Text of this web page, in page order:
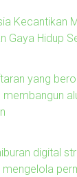
Kecantikan
Gaya Hidup
yang
digital